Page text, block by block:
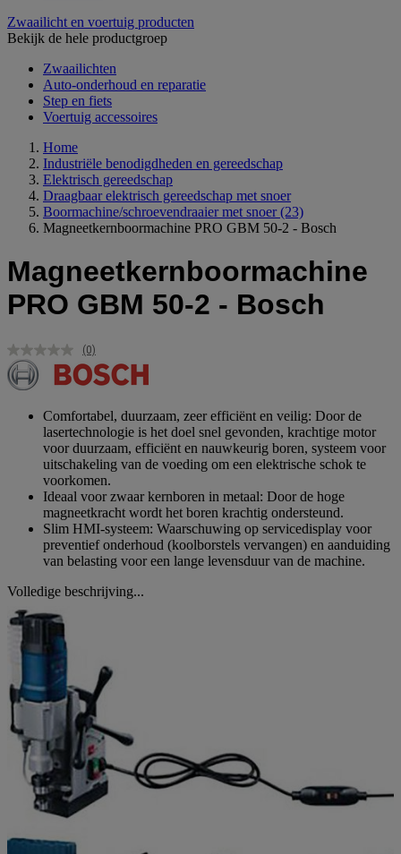
Zwaailicht en voertuig producten
Bekijk de hele productgroep
Zwaailichten
Auto-onderhoud en reparatie
Step en fiets
Voertuig accessoires
Home
Industriële benodigdheden en gereedschap
Elektrisch gereedschap
Draagbaar elektrisch gereedschap met snoer
Boormachine/schroevendraaier met snoer (23)
Magneetkernboormachine PRO GBM 50-2 - Bosch
Magneetkernboormachine
PRO GBM 50-2 - Bosch
Geen
scorewaarde.
Dezelfde
(0)
Comfortabel, duurzaam, zeer efficiënt en veilig: Door de
lasertechnologie is het doel snel gevonden, krachtige motor
voor duurzaam, efficiënt en nauwkeurig boren, systeem voor
uitschakeling van de voeding om een elektrische schok te
voorkomen.
Ideaal voor zwaar kernboren in metaal: Door de hoge
magneetkracht wordt het boren krachtig ondersteund.
Slim HMI-systeem: Waarschuwing op servicedisplay voor
preventief onderhoud (koolborstels vervangen) en aanduiding
van belasting voor een lange levensduur van de machine.
Volledige beschrijving...